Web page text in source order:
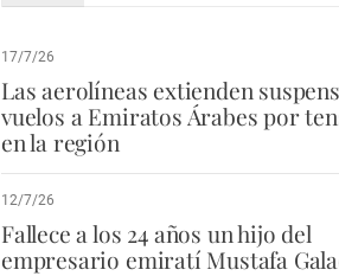
17/7/26
Las aerolíneas extienden
vuelos a Emiratos Árabes por
en la región
12/7/26
Fallece a los 24 años un hijo del
empresario emiratí Mustafa